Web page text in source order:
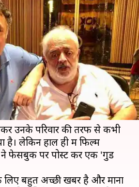
सेहत को लेकर बड़ा
राहुल ने पोस्ट
2019 04:57 pm
लंबे समय से अमेरिका में अपना
उनके परिवार की तरफ से कभी
है। लेकिन हाल ही में फिल्म
ने फेसबुक पर पोस्ट कर एक 'गुड
बहुत अच्छी खबर है और माना